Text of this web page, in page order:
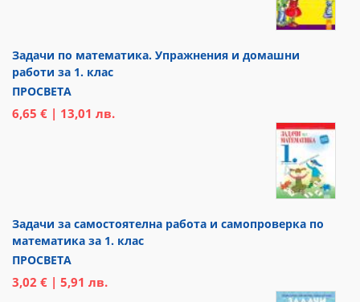
Задачи по математика. Упражнения и домашни
работи за 1. клас
ПРОСВЕТА
6,65 € | 13,01 лв.
Задачи за самостоятелна работа и самопроверка по
математика за 1. клас
ПРОСВЕТА
3,02 € | 5,91 лв.